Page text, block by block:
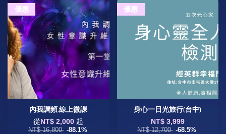
優惠
內我調頻.線上微課
從NT$ 2,000 起
NT$ 16,800 -88.1%
優惠
身心一日光旅行(台中)
NT$ 3,999
NT$ 12,700 -68.5%